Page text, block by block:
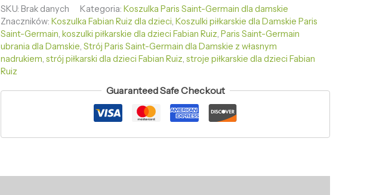
SKU: Brak danych Kategoria: Koszulka Paris Saint-Germain dla damskie
Znaczników: Koszulka Fabian Ruiz dla dzieci, Koszulki piłkarskie dla Damskie Paris
Saint-Germain, koszulki piłkarskie dla dzieci Fabian Ruiz, Paris Saint-Germain
ubrania dla Damskie, Strój Paris Saint-Germain dla Damskie z własnym
nadrukiem, strój piłkarski dla dzieci Fabian Ruiz, stroje piłkarskie dla dzieci Fabian
Ruiz
Guaranteed Safe Checkout